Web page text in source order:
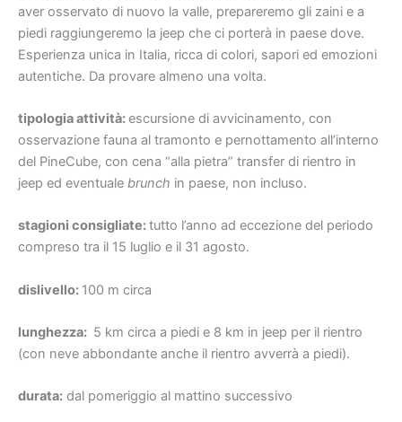
aver osservato di nuovo la valle, prepareremo gli zaini e a
piedi raggiungeremo la jeep che ci porterà in paese dove.
Esperienza unica in Italia, ricca di colori, sapori ed emozioni
autentiche. Da provare almeno una volta.
tipologia attività:escursione di avvicinamento, con
osservazione fauna al tramonto e pernottamento all’interno
del PineCube, con cena “alla pietra” transfer di rientro in
jeep ed eventuale brunch in paese, non incluso.
stagioni consigliate:tutto l’anno ad eccezione del periodo
compreso tra il 15 luglio e il 31 agosto.
dislivello: 100 m circa
lunghezza: 5 km circa a piedi e 8 km in jeep per il rientro
(con neve abbondante anche il rientro avverrà a piedi).
durata: dal pomeriggio al mattino successivo